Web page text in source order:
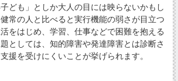
ども」としか大人の目には映らないかもし
常の人と比べると実行機能の弱さが目立つ
をはじめ、学習、仕事などで困難を抱える
としては、知的障害や発達障害とは診断さ
援を受けにくいことが挙げられます。